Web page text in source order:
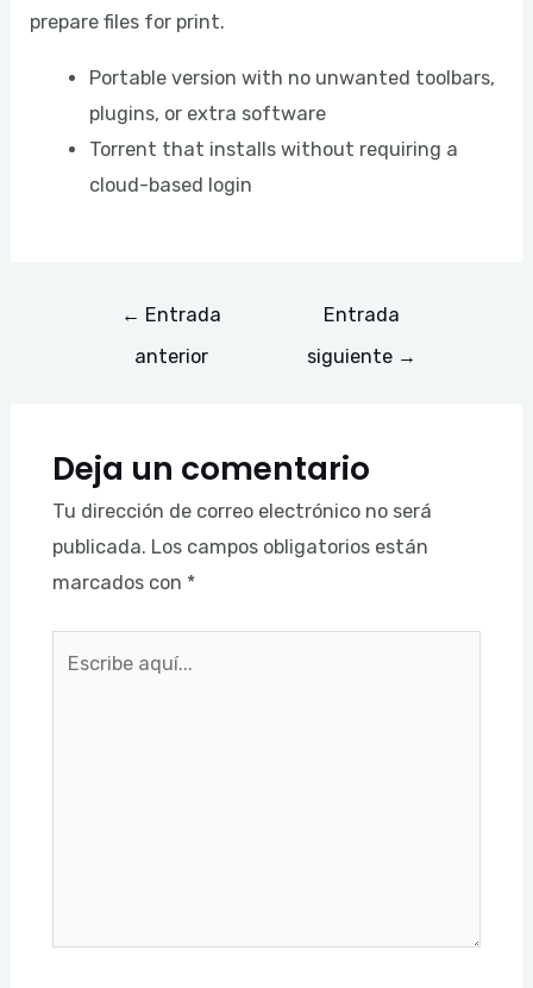
prepare files for print.
Portable version with no unwanted toolbars,
plugins, or extra software
Torrent that installs without requiring a
cloud-based login
← Entrada
anterior
Entrada
siguiente →
Deja un comentario
Tu dirección de correo electrónico no será
publicada. Los campos obligatorios están
marcados con *